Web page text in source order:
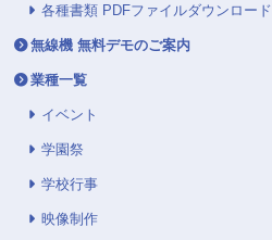
各種書類 PDFファイルダウンロード
無線機 無料デモのご案内
業種一覧
イベント
学園祭
学校行事
映像制作